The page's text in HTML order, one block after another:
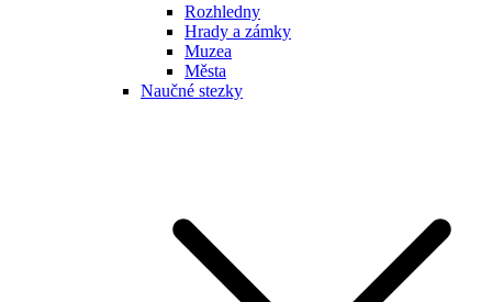
Rozhledny
Hrady a zámky
Muzea
Města
Naučné stezky